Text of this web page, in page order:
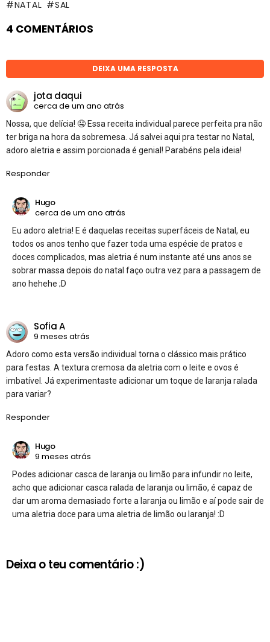
NATAL SAL
4 COMENTÁRIOS
DEIXA UMA RESPOSTA
jota daqui
cerca de um ano atrás
Nossa, que delícia! 🤤 Essa receita individual parece perfeita pra não
ter briga na hora da sobremesa. Já salvei aqui pra testar no Natal,
adoro aletria e assim porcionada é genial! Parabéns pela ideia!
Responder
Hugo
cerca de um ano atrás
Eu adoro aletria! E é daquelas receitas superfáceis de Natal, eu
todos os anos tenho que fazer toda uma espécie de pratos e
doces complicados, mas aletria é num instante até uns anos se
sobrar massa depois do natal faço outra vez para a passagem de
ano hehehe ;D
Sofia A
9 meses atrás
Adoro como esta versão individual torna o clássico mais prático
para festas. A textura cremosa da aletria com o leite e ovos é
imbatível. Já experimentaste adicionar um toque de laranja ralada
para variar?
Responder
Hugo
9 meses atrás
Podes adicionar casca de laranja ou limão para infundir no leite,
acho que adicionar casca ralada de laranja ou limão, é capaz de
dar um aroma demasiado forte a laranja ou limão e aí pode sair de
uma aletria doce para uma aletria de limão ou laranja! :D
Deixa o teu comentário :)